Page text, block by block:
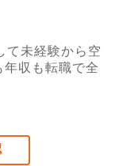
て未経験から空
収も転職で全